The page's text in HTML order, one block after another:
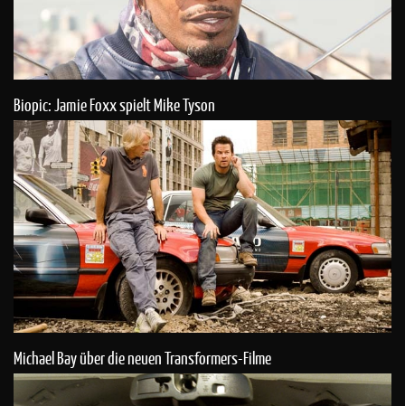
Biopic: Jamie Foxx spielt Mike Tyson
Michael Bay über die neuen Transformers-Filme